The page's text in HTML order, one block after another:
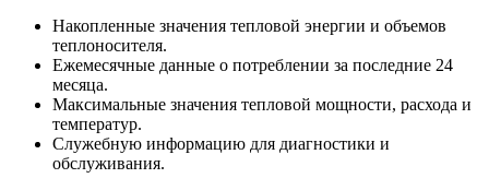
Накопленные значения тепловой энергии и объемов
теплоносителя.
Ежемесячные данные о потреблении за последние 24
месяца.
Максимальные значения тепловой мощности, расхода и
температур.
Служебную информацию для диагностики и
обслуживания.